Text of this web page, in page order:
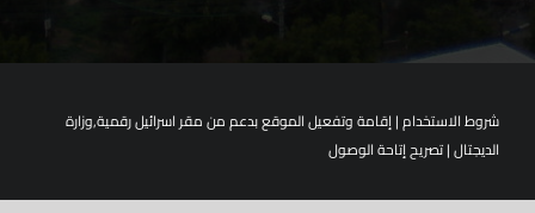
شروط الاستخدام| إقامة وتفعيل الموقع بدعم من مقر اسرائيل رقمية,وزارة
الديجتال |تصريح إتاحة الوصول